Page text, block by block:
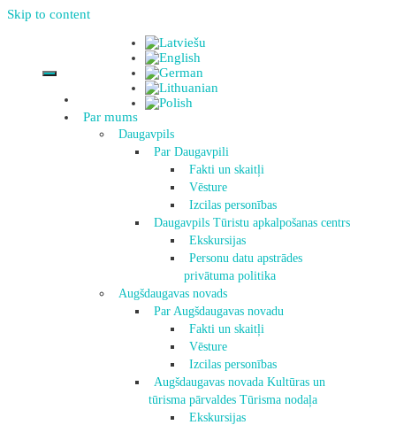
Skip to content
Par mums
Daugavpils
Par Daugavpili
Fakti un skaitļi
Vēsture
Izcilas personības
Daugavpils Tūristu apkalpošanas centrs
Ekskursijas
Personu datu apstrādes
privātuma politika
Augšdaugavas novads
Par Augšdaugavas novadu
Fakti un skaitļi
Vēsture
Izcilas personības
Augšdaugavas novada Kultūras un
tūrisma pārvaldes Tūrisma nodaļa
Ekskursijas